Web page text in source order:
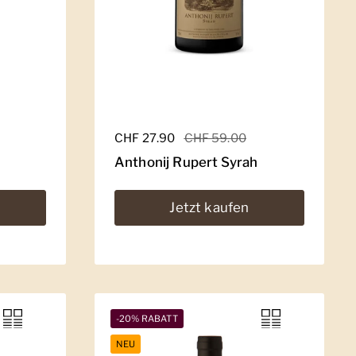
Regulärer Preis
CHF 27.90 Sale-Preis
CHF 59.00
Anthonij Rupert Syrah
Jetzt kaufen
-20% RABATT
NEU